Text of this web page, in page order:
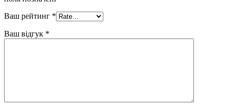
Ваш рейтинг *
Ваш відгук *